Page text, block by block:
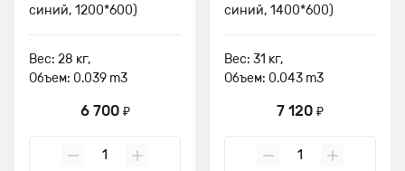
синий, 1200*600)
Вес: 28 кг,
Объем: 0.039 m3
6 700 ₽
синий, 1400*600)
Вес: 31 кг,
Объем: 0.043 m3
7 120 ₽